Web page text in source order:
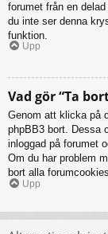
forumet från en
du inte ser denna
funktion.
Upp
Vad gör “Ta
Genom att klicka på
phpBB3 bort. Dessa
inloggad på forumet
Om du har problem
bort alla
Upp